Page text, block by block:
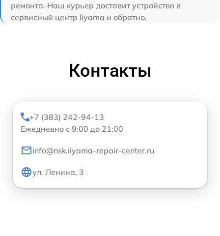
ремонта. Наш курьер доставит устройство в
сервисный центр Iiyama и обратно.
Контакты
+7 (383) 242-94-13
Ежедневно с 9:00 до 21:00
info@nsk.iiyama-repair-center.ru
ул. Ленина, 3